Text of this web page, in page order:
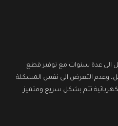
الى عدة سنوات مع توفير قطع
وعدم التعرض الى نفس المشكلة
تتم بشكل سريع ومتميز.